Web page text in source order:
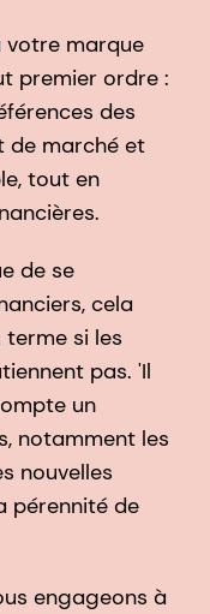
votre marque
premier ordre :
des
de marché et
tout en
de se
cela
si les
pas. 'Il
un
notamment les
nouvelles
pérennité de
engageons à